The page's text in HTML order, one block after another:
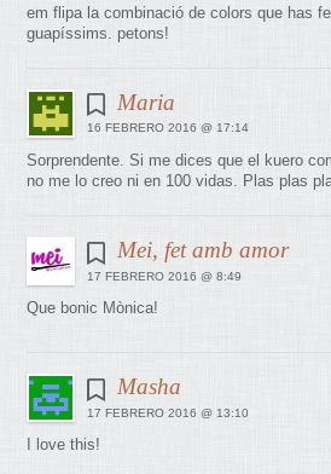
em flipa la combinació de colors que has
guapíssims. petons!
Maria
16 FEBRERO 2016 @ 17:14
Sorprendente. Si me dices que el kuero
no me lo creo ni en 100 vidas. Plas plas
Mei, fet amb amor
17 FEBRERO 2016 @ 8:49
Que bonic Mònica!
Masha
17 FEBRERO 2016 @ 13:10
I love this!